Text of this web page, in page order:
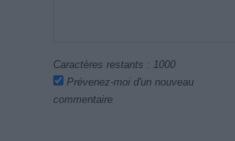
Caractères restants : 1000
Prévenez-moi d'un nouveau
commentaire